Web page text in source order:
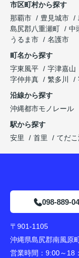
市区町村から探す
那覇市
豊見城市
島尻郡八重瀬町
中
うるま市
名護市
町名から探す
字東風平
字津嘉山
字仲井真
繁多川
沿線から探す
沖縄都市モノレール
駅から探す
安里
首里 てだ
098-889-
〒901-1105
沖縄県島尻郡南風原
営業時間： 9:00～18